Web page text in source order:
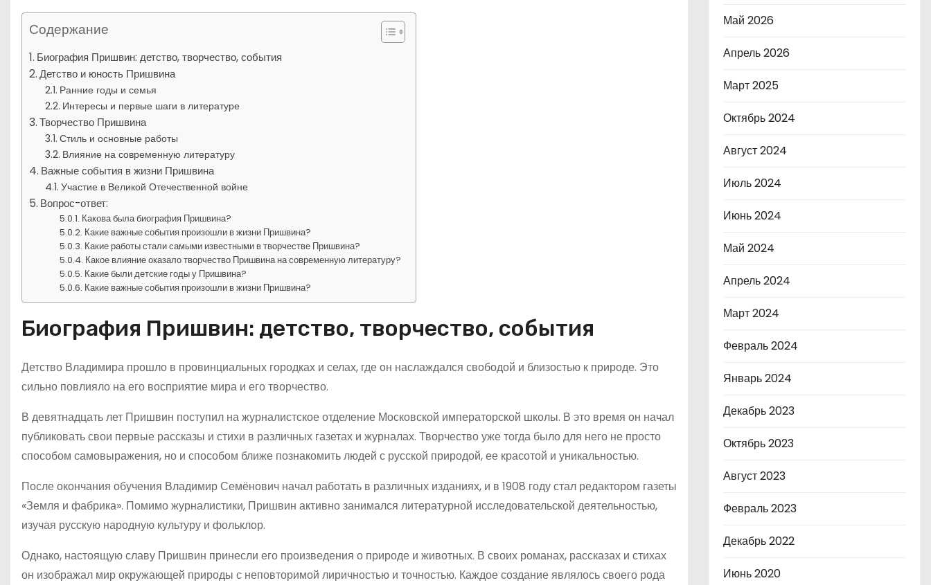
Содержание
Биография Пришвин: детство, творчество, события
Детство и юность Пришвина
Ранние годы и семья
Интересы и первые шаги в литературе
Творчество Пришвина
Стиль и основные работы
Влияние на современную литературу
Важные события в жизни Пришвина
Участие в Великой Отечественной войне
Вопрос-ответ:
Какова была биография Пришвина?
Какие важные события произошли в жизни Пришвина?
Какие работы стали самыми известными в творчестве Пришвина?
Какое влияние оказало творчество Пришвина на современную литературу?
Какие были детские годы у Пришвина?
Какие важные события произошли в жизни Пришвина?
Биография Пришвин: детство, творчество, события
Детство Владимира прошло в провинциальных городках и селах, где он наслаждался свободой и близостью к природе. Это
сильно повлияло на его восприятие мира и его творчество.
В девятнадцать лет Пришвин поступил на журналистское отделение Московской императорской школы. В это время он начал
публиковать свои первые рассказы и стихи в различных газетах и журналах. Творчество уже тогда было для него не просто
способом самовыражения, но и способом ближе познакомить людей с русской природой, ее красотой и уникальностью.
После окончания обучения Владимир Семёнович начал работать в различных изданиях, и в 1908 году стал редактором газеты
«Земля и фабрика». Помимо журналистики, Пришвин активно занимался литературной исследовательской деятельностью,
изучая русскую народную культуру и фольклор.
Однако, настоящую славу Пришвин принесли его произведения о природе и животных. В своих романах, рассказах и стихах
он изображал мир окружающей природы с неповторимой лиричностью и точностью. Каждое создание являлось своего рода
Май 2026
Апрель 2026
Март 2025
Октябрь 2024
Август 2024
Июль 2024
Июнь 2024
Май 2024
Апрель 2024
Март 2024
Февраль 2024
Январь 2024
Декабрь 2023
Октябрь 2023
Август 2023
Февраль 2023
Декабрь 2022
Июнь 2020